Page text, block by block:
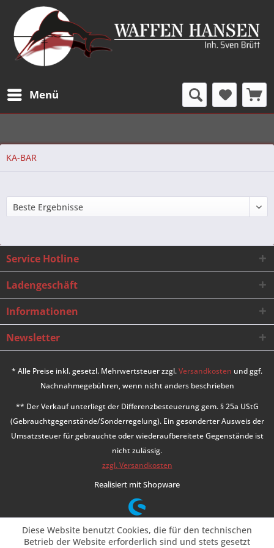
Menü
KA-BAR
Service Hotline
Ladengeschäft
Informationen
Newsletter
* Alle Preise inkl. gesetzl. Mehrwertsteuer zzgl.Versandkosten und ggf.
Nachnahmegebühren, wenn nicht anders beschrieben
** Der Verkauf unterliegt der Differenzbesteuerung gem. § 25a UStG
(Gebrauchtgegenstände/Sonderregelung). Ein gesonderter Ausweis der
Umsatzsteuer für gebrauchte oder wiederaufbereitete Gegenstände ist
nicht zulässig.
zzgl. Versandkosten
Realisiert mit Shopware
Diese Website benutzt Cookies, die für den technischen
Betrieb der Website erforderlich sind und stets gesetzt